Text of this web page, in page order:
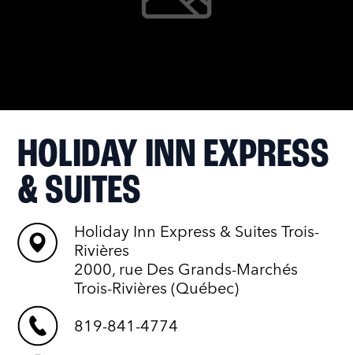
HOLIDAY INN EXPRESS
& SUITES
Holiday Inn Express & Suites Trois-
Rivières
2000, rue Des Grands-Marchés
Trois-Rivières (Québec)
819-841-4774